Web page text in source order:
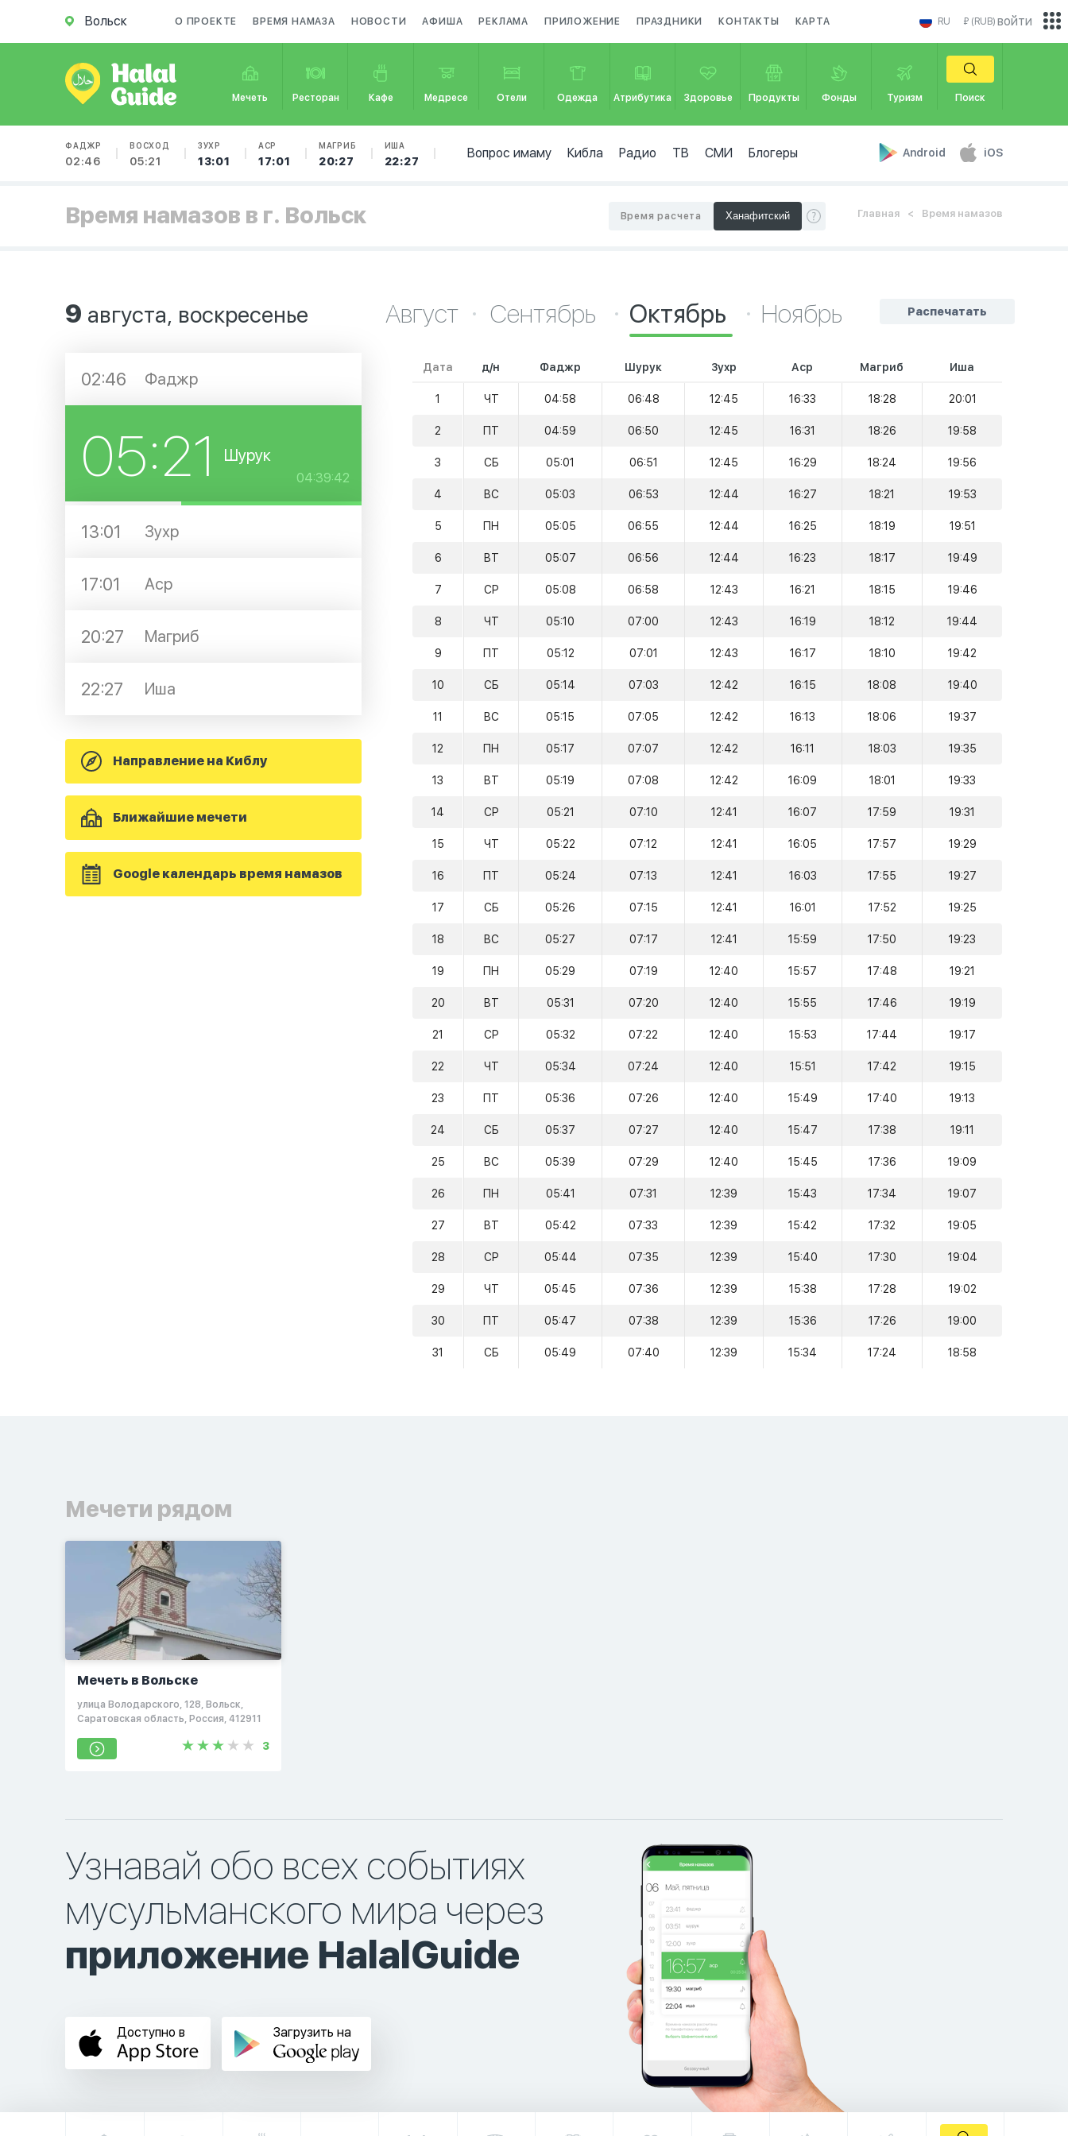
Вольск О ПРОЕКТЕ ВРЕМЯ НАМАЗА НОВОСТИ АФИША РЕКЛАМА ПРИЛОЖЕНИЕ ПРАЗДНИКИ КОНТАКТЫ КАРТА RU ₽ (RUB)
Мечеть Ресторан Кафе Медресе Отели Одежда Атрибутика Здоровье Продукты Фонды Туризм Поиск
ФАДЖР
02:46
ВОСХОД
05:21
ЗУХР
13:01
АСР
17:01
МАГРИБ
20:27
ИША
22:27
Вопрос имаму Кибла Радио ТВ СМИ Блогеры Android iOS
войти
Время намазов в г. Вольск Главная Время намазов
Время расчета
9 августа, воскресенье
02:46 Фаджр
05:21 Шурук
04:39:41
13:01 Зухр
17:01 Аср
20:27 Магриб
22:27 Иша
Направление на Киблу
Ближайшие мечети
Google календарь время намазов
Распечатать
Август Сентябрь Октябрь Ноябрь
Дата д/н Фаджр Шурук Зухр Аср Магриб Иша
1 ЧТ 04:58 06:48 12:45 16:33 18:28 20:01
2 ПТ 04:59 06:50 12:45 16:31 18:26 19:58
3 СБ 05:01 06:51 12:45 16:29 18:24 19:56
4 ВС 05:03 06:53 12:44 16:27 18:21 19:53
5 ПН 05:05 06:55 12:44 16:25 18:19 19:51
6 ВТ 05:07 06:56 12:44 16:23 18:17 19:49
7 СР 05:08 06:58 12:43 16:21 18:15 19:46
8 ЧТ 05:10 07:00 12:43 16:19 18:12 19:44
9 ПТ 05:12 07:01 12:43 16:17 18:10 19:42
10 СБ 05:14 07:03 12:42 16:15 18:08 19:40
11 ВС 05:15 07:05 12:42 16:13 18:06 19:37
12 ПН 05:17 07:07 12:42 16:11 18:03 19:35
13 ВТ 05:19 07:08 12:42 16:09 18:01 19:33
14 СР 05:21 07:10 12:41 16:07 17:59 19:31
15 ЧТ 05:22 07:12 12:41 16:05 17:57 19:29
16 ПТ 05:24 07:13 12:41 16:03 17:55 19:27
17 СБ 05:26 07:15 12:41 16:01 17:52 19:25
18 ВС 05:27 07:17 12:41 15:59 17:50 19:23
19 ПН 05:29 07:19 12:40 15:57 17:48 19:21
20 ВТ 05:31 07:20 12:40 15:55 17:46 19:19
21 СР 05:32 07:22 12:40 15:53 17:44 19:17
22 ЧТ 05:34 07:24 12:40 15:51 17:42 19:15
23 ПТ 05:36 07:26 12:40 15:49 17:40 19:13
24 СБ 05:37 07:27 12:40 15:47 17:38 19:11
25 ВС 05:39 07:29 12:40 15:45 17:36 19:09
26 ПН 05:41 07:31 12:39 15:43 17:34 19:07
27 ВТ 05:42 07:33 12:39 15:42 17:32 19:05
28 СР 05:44 07:35 12:39 15:40 17:30 19:04
29 ЧТ 05:45 07:36 12:39 15:38 17:28 19:02
30 ПТ 05:47 07:38 12:39 15:36 17:26 19:00
31 СБ 05:49 07:40 12:39 15:34 17:24 18:58
Мечети рядом
Мечеть в Вольске
улица Володарского, 128, Вольск,
Саратовская область, Россия, 412911
3
Узнавай обо всех событиях
мусульманского мира через
приложение HalalGuide
Доступно в Загрузить на